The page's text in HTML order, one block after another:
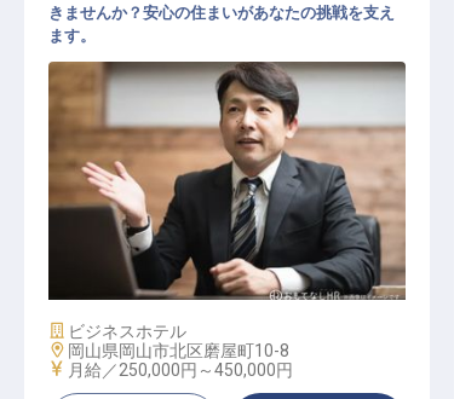
ホテル副支配人・マネージャー候補
きませんか？安心の住まいがあなたの挑戦を支え
ます。
施設業態
ビジネスホテル
勤務地
岡山県岡山市北区磨屋町10-8
給与
月給／250,000円～450,000円